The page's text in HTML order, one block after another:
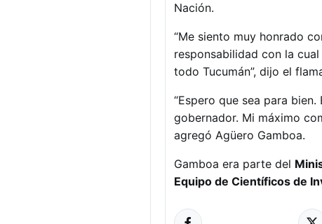
Nación.
“Me siento muy honrado
responsabilidad con la
todo Tucumán”, dijo el
“Espero que sea para
gobernador. Mi máximo
agregó Agüero Gamboa.
Gamboa era parte del
Equipo de Científicos de